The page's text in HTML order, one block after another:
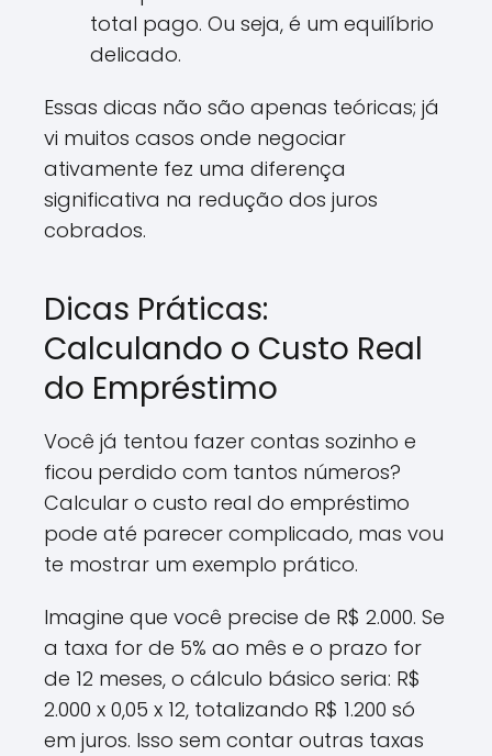
total pago. Ou seja, é um equilíbrio
delicado.
Essas dicas não são apenas teóricas; já
vi muitos casos onde negociar
ativamente fez uma diferença
significativa na redução dos juros
cobrados.
Dicas Práticas:
Calculando o Custo Real
do Empréstimo
Você já tentou fazer contas sozinho e
ficou perdido com tantos números?
Calcular o custo real do empréstimo
pode até parecer complicado, mas vou
te mostrar um exemplo prático.
Imagine que você precise de R$ 2.000. Se
a taxa for de 5% ao mês e o prazo for
de 12 meses, o cálculo básico seria: R$
2.000 x 0,05 x 12, totalizando R$ 1.200 só
em juros. Isso sem contar outras taxas